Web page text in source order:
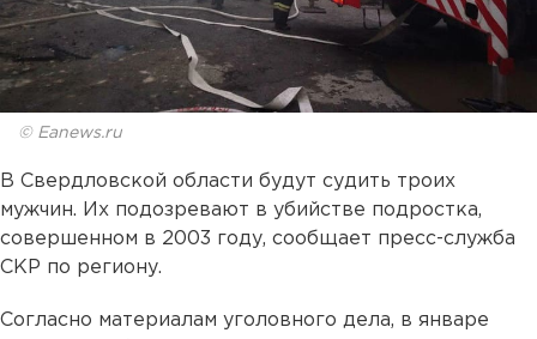
© Eanews.ru
В Свердловской области будут судить троих
мужчин. Их подозревают в убийстве подростка,
совершенном в 2003 году, сообщает пресс-служба
СКР по региону.
Согласно материалам уголовного дела, в январе